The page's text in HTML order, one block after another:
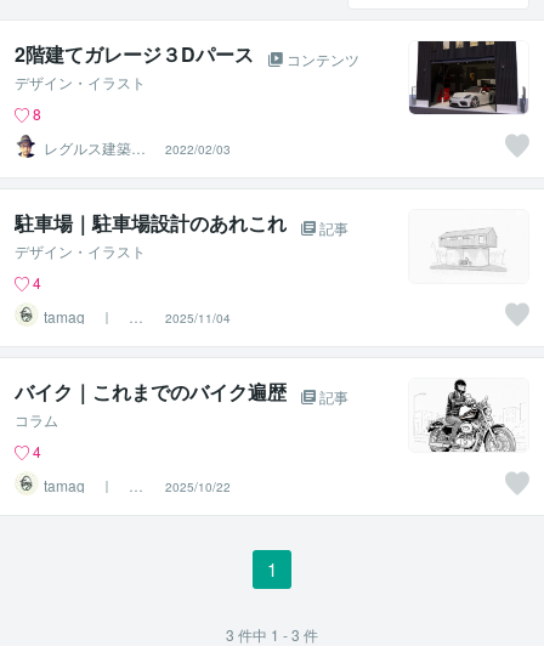
2階建てガレージ３Dパース
コンテンツ
デザイン・イラスト
8
レグルス建築デ
ザイン
2022/02/03
駐車場｜駐車場設計のあれこれ
記事
デザイン・イラスト
4
tamag ｜ 建
築家／建築PMコ
ンサル
2025/11/04
バイク｜これまでのバイク遍歴
記事
コラム
4
tamag ｜ 建
築家／建築PMコ
ンサル
2025/10/22
1
3 件中 1 - 3 件